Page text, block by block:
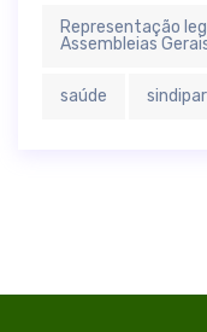
Representação
Assembleias
saúde sindipar